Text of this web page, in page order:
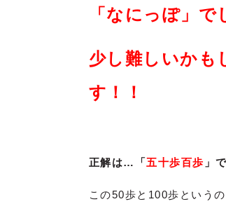
「なにっぽ」で
少し難しいかも
す！！
正解は…「五十歩百歩 」
この50歩と100歩という